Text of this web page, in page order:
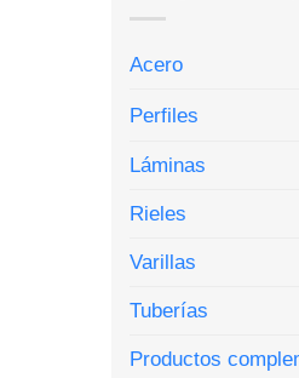
Acero
Perfiles
Láminas
Rieles
Varillas
Tuberías
Productos